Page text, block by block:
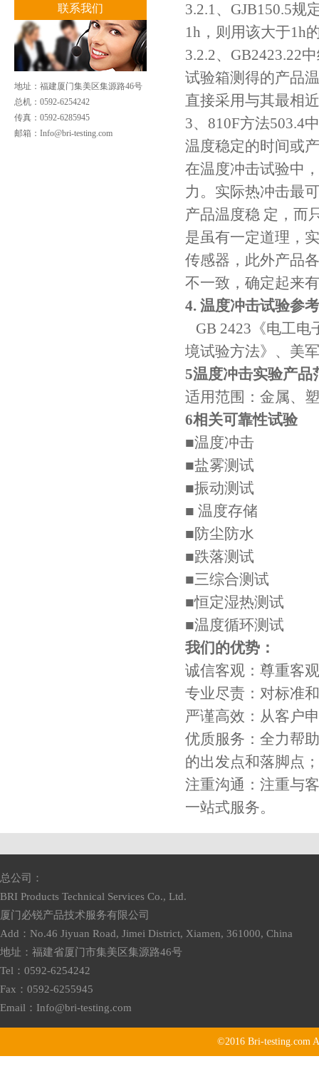
联系我们
地址：福建厦门集美区集源路46号
总机：0592-6254242
传真：0592-6285945
邮箱： Info@bri-testing.com
3.2.1、GJB150.5规
1h，则用该大于1h
3.2.2、GB2423.22
试验箱测得的产品
直接采用与其最相
3、810F方法503.4
温度稳定的时间或
在温度冲击试验中
力。实际热冲击最
产品温度稳 定，而
是虽有一定道理，
传感器，此外产品
不一致，确定起来
4. 温度冲击试验参
GB 2423《电工电
境试验方法》、美
5温度冲击实验产品
适用范围：金属、
6相关可靠性试验
■温度冲击
■盐雾测试
■振动测试
■ 温度存储
■防尘防水
■跌落测试
■三综合测试
■恒定湿热测试
■温度循环测试
我们的优势：
诚信客观：尊重客
专业尽责：对标准
严谨高效：从客户
优质服务：全力帮
的出发点和落脚点；
注重沟通：注重与
一站式服务。
总公司：
BRI Products Technical Services Co., Ltd.
厦门必锐产品技术服务有限公司
Add：No.46 Jiyuan Road, Jimei District, Xiamen, 361000, China
地址：福建省厦门市集美区集源路46号
Tel：0592-6254242
Fax：0592-6255945
Email： Info@bri-testing.com
©2016Bri-testing.com